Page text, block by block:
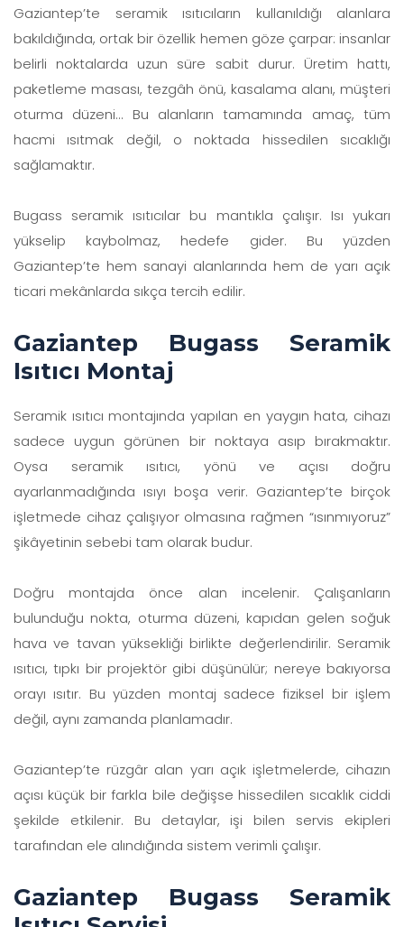
Gaziantep’te seramik ısıtıcıların kullanıldığı alanlara
bakıldığında, ortak bir özellik hemen göze çarpar: insanlar
belirli noktalarda uzun süre sabit durur. Üretim hattı,
paketleme masası, tezgâh önü, kasalama alanı, müşteri
oturma düzeni… Bu alanların tamamında amaç, tüm
hacmi ısıtmak değil, o noktada hissedilen sıcaklığı
sağlamaktır.
Bugass seramik ısıtıcılar bu mantıkla çalışır. Isı yukarı
yükselip kaybolmaz, hedefe gider. Bu yüzden
Gaziantep’te hem sanayi alanlarında hem de yarı açık
ticari mekânlarda sıkça tercih edilir.
Gaziantep Bugass Seramik
Isıtıcı Montaj
Seramik ısıtıcı montajında yapılan en yaygın hata, cihazı
sadece uygun görünen bir noktaya asıp bırakmaktır.
Oysa seramik ısıtıcı, yönü ve açısı doğru
ayarlanmadığında ısıyı boşa verir. Gaziantep’te birçok
işletmede cihaz çalışıyor olmasına rağmen “ısınmıyoruz”
şikâyetinin sebebi tam olarak budur.
Doğru montajda önce alan incelenir. Çalışanların
bulunduğu nokta, oturma düzeni, kapıdan gelen soğuk
hava ve tavan yüksekliği birlikte değerlendirilir. Seramik
ısıtıcı, tıpkı bir projektör gibi düşünülür; nereye bakıyorsa
orayı ısıtır. Bu yüzden montaj sadece fiziksel bir işlem
değil, aynı zamanda planlamadır.
Gaziantep’te rüzgâr alan yarı açık işletmelerde, cihazın
açısı küçük bir farkla bile değişse hissedilen sıcaklık ciddi
şekilde etkilenir. Bu detaylar, işi bilen servis ekipleri
tarafından ele alındığında sistem verimli çalışır.
Gaziantep Bugass Seramik